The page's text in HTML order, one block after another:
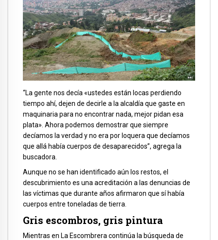
“La gente nos decía «ustedes están locas perdiendo
tiempo ahí, dejen de decirle a la alcaldía que gaste en
maquinaria para no encontrar nada, mejor pidan esa
plata». Ahora podemos demostrar que siempre
decíamos la verdad y no era por loquera que decíamos
que allá había cuerpos de desaparecidos”, agrega la
buscadora.
Aunque no se han identificado aún los restos, el
descubrimiento es una acreditación a las denuncias de
las víctimas que durante años afirmaron que sí había
cuerpos entre toneladas de tierra.
Gris escombros, gris pintura
Mientras en La Escombrera continúa la búsqueda de